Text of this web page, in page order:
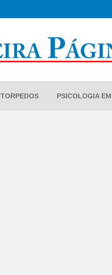
TORPEDOS PSICOLOGIA